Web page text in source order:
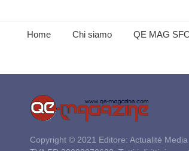
Home Chi siamo QE MAG
Copyright © 2021 Editore: Actualité